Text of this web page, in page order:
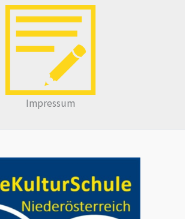
Impressum